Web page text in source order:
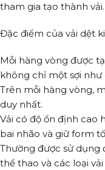
tham gia tạo thành vải.
Đặc điểm của vải dệt
Mỗi hàng vòng được
không chỉ một sợi
Trên mỗi hàng vòng,
duy nhất.
Vải có độ ổn định cao
bai nhão và giữ form
Thường được sử dụng
thể thao và các loại